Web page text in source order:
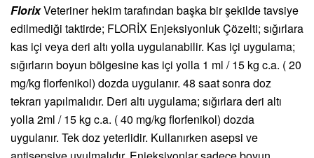
FlorixVeteriner hekim tarafından başka bir şekilde tavsiye
edilmediği taktirde; FLORİX Enjeksiyonluk Çözelti; sığırlara
kas içi veya deri altı yolla uygulanabilir. Kas içi uygulama;
sığırların boyun bölgesine kas içi yolla 1 ml / 15 kg c.a. ( 20
mg/kg florfenikol) dozda uygulanır. 48 saat sonra doz
tekrarı yapılmalıdır. Deri altı uygulama; sığırlara deri altı
yolla 2ml / 15 kg c.a. ( 40 mg/kg florfenikol) dozda
uygulanır. Tek doz yeterlidir. Kullanırken asepsi ve